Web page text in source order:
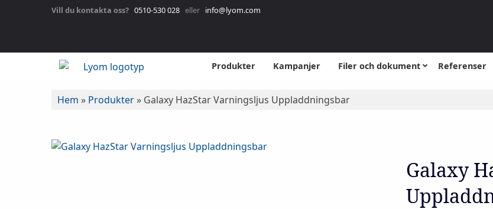
Vill du kontakta oss? 0510-530 028 eller info@lyom.com
Produkter Kampanjer Filer och dokument Referenser
Hem » Produkter » Galaxy HazStar Varningsljus Uppladdningsbar
Galaxy